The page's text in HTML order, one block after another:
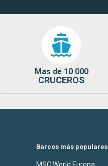
Mas de 10 000
CRUCEROS
Barcos más populares